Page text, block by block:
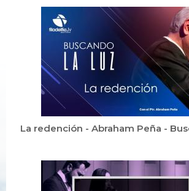
La redención - Abraham Peña -